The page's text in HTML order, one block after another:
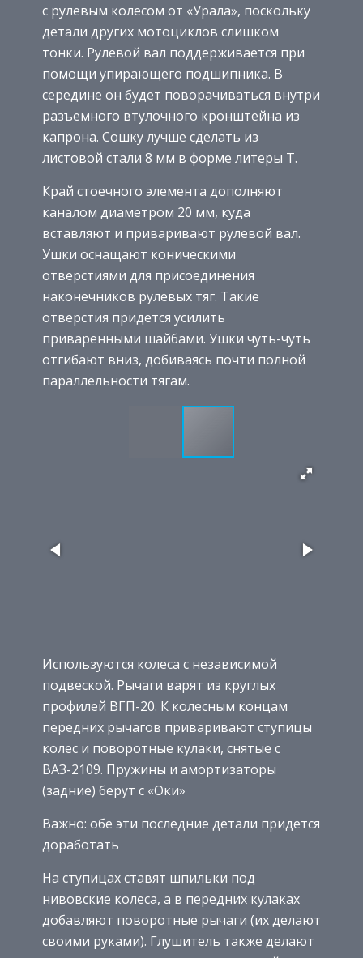
с рулевым колесом от «Урала», поскольку
детали других мотоциклов слишком
тонки. Рулевой вал поддерживается при
помощи упирающего подшипника. В
середине он будет поворачиваться внутри
разъемного втулочного кронштейна из
капрона. Сошку лучше сделать из
листовой стали 8 мм в форме литеры Т.
Край стоечного элемента дополняют
каналом диаметром 20 мм, куда
вставляют и приваривают рулевой вал.
Ушки оснащают коническими
отверстиями для присоединения
наконечников рулевых тяг. Такие
отверстия придется усилить
приваренными шайбами. Ушки чуть-чуть
отгибают вниз, добиваясь почти полной
параллельности тягам.
Используются колеса с независимой
подвеской. Рычаги варят из круглых
профилей ВГП-20. К колесным концам
передних рычагов приваривают ступицы
колес и поворотные кулаки, снятые с
ВАЗ-2109. Пружины и амортизаторы
(задние) берут с «Оки»
Важно: обе эти последние детали придется
доработать
На ступицах ставят шпильки под
нивовские колеса, а в передних кулаках
добавляют поворотные рычаги (их делают
своими руками). Глушитель также делают